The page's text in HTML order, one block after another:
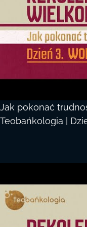
Jak pokonać
Teobańkologia |